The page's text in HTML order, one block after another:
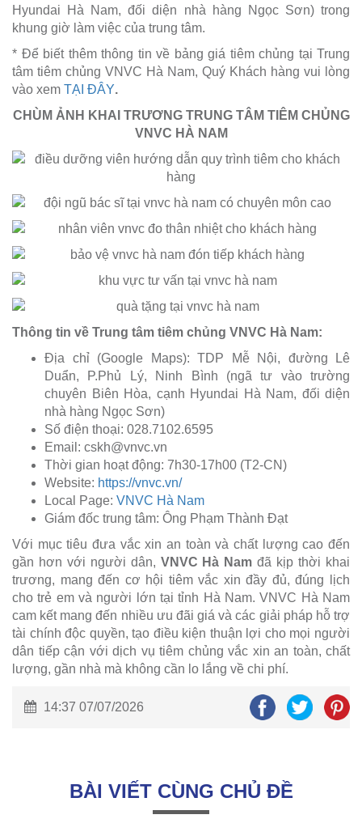
Hyundai Hà Nam, đối diện nhà hàng Ngọc Sơn) trong
khung giờ làm việc của trung tâm.
* Để biết thêm thông tin về bảng giá tiêm chủng tại Trung
tâm tiêm chủng VNVC Hà Nam, Quý Khách hàng vui lòng
vào xem TẠI ĐÂY.
CHÙM ẢNH KHAI TRƯƠNG TRUNG TÂM TIÊM CHỦNG
VNVC HÀ NAM
Thông tin về Trung tâm tiêm chủng VNVC Hà Nam:
Địa chỉ (Google Maps): TDP Mễ Nội, đường Lê
Duẩn, P.Phủ Lý, Ninh Bình (ngã tư vào trường
chuyên Biên Hòa, cạnh Hyundai Hà Nam, đối diện
nhà hàng Ngọc Sơn)
Số điện thoại: 028.7102.6595
Email: cskh@vnvc.vn
Thời gian hoạt động: 7h30-17h00 (T2-CN)
Website: https://vnvc.vn/
Local Page: VNVC Hà Nam
Giám đốc trung tâm: Ông Phạm Thành Đạt
Với mục tiêu đưa vắc xin an toàn và chất lượng cao đến
gần hơn với người dân, VNVC Hà Nam đã kịp thời khai
trương, mang đến cơ hội tiêm vắc xin đầy đủ, đúng lịch
cho trẻ em và người lớn tại tỉnh Hà Nam. VNVC Hà Nam
cam kết mang đến nhiều ưu đãi giá và các giải pháp hỗ trợ
tài chính độc quyền, tạo điều kiện thuận lợi cho mọi người
dân tiếp cận với dịch vụ tiêm chủng vắc xin an toàn, chất
lượng, gần nhà mà không cần lo lắng về chi phí.
14:37 07/07/2026
BÀI VIẾT CÙNG CHỦ ĐỀ